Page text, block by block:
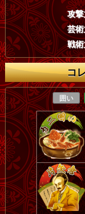
攻
芸
戦
コ
囲い